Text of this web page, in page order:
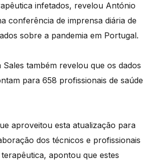
infetados, revelou António
conferência de imprensa diária de
sobre a pandemia em Portugal.
também revelou que os dados
para 658 profissionais de saúde
aproveitou esta atualização para
dos técnicos e profissionais
apontou que estes